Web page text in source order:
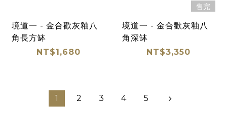
境道一 - 金合歡灰釉八
角長方缽
NT$1,680
售完
境道一 - 金合歡灰釉八
角深缽
NT$3,350
1 2 3 4 5